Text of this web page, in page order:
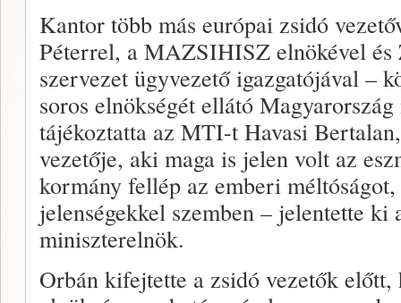
Kantor több más európai zsidó
Péterrel, a MAZSIHISZ elnökével és
szervezet ügyvezető igazgatójával –
soros elnökségét ellátó
tájékoztatta az MTI-t Havasi
vezetője, aki maga is jelen volt az
kormány fellép az emberi
jelenségekkel szemben – jelentette ki
miniszterelnök.
Orbán kifejtette a zsidó vezetők